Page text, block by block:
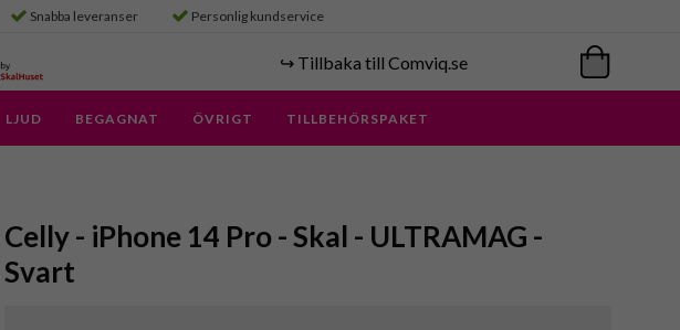
Snabba leveranser Personlig kundservice
↪️ Tillbaka till Comviq.se
LJUD BEGAGNAT ÖVRIGT TILLBEHÖRSPAKET
Celly - iPhone 14 Pro - Skal - ULTRAMAG -
Svart